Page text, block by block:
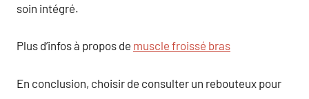
soin intégré.
Plus d’infos à propos de muscle froissé bras
En conclusion, choisir de consulter un rebouteux pour